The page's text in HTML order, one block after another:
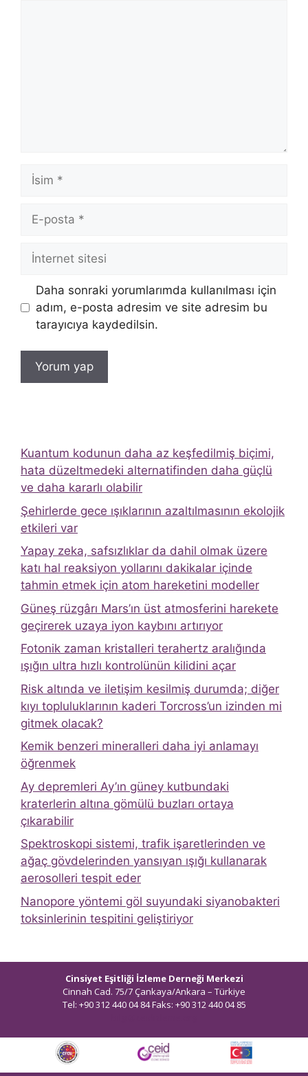
İsim
posta
İnternet
sitesi
Daha sonraki yorumlarımda kullanılması için
adım, e-posta adresim ve site adresim bu
tarayıcıya kaydedilsin.
Kuantum kodunun daha az keşfedilmiş biçimi,
hata düzeltmedeki alternatifinden daha güçlü
ve daha kararlı olabilir
Şehirlerde gece ışıklarının azaltılmasının ekolojik
etkileri var
Yapay zeka, safsızlıklar da dahil olmak üzere
katı hal reaksiyon yollarını dakikalar içinde
tahmin etmek için atom hareketini modeller
Güneş rüzgârı Mars’ın üst atmosferini harekete
geçirerek uzaya iyon kaybını artırıyor
Fotonik zaman kristalleri terahertz aralığında
ışığın ultra hızlı kontrolünün kilidini açar
Risk altında ve iletişim kesilmiş durumda; diğer
kıyı topluluklarının kaderi Torcross’un izinden mi
gitmek olacak?
Kemik benzeri mineralleri daha iyi anlamayı
öğrenmek
Ay depremleri Ay’ın güney kutbundaki
kraterlerin altına gömülü buzları ortaya
çıkarabilir
Spektroskopi sistemi, trafik işaretlerinden ve
ağaç gövdelerinden yansıyan ışığı kullanarak
aerosolleri tespit eder
Nanopore yöntemi göl suyundaki siyanobakteri
toksinlerinin tespitini geliştiriyor
Cinsiyet Eşitliği İzleme Derneği Merkezi
Cinnah Cad. 75/7 Çankaya/Ankara – Türkiye
Tel: +90 312 440 04 84 Faks: +90 312 440 04 85